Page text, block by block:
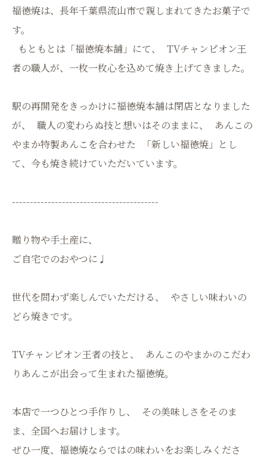
福徳焼は、長年千葉県流山市で親しまれてきたお菓子で
す。
もともとは「福徳焼本舗」にて、 TVチャンピオン王
者の職人が、一枚一枚心を込めて焼き上げてきました。
駅の再開発をきっかけに福徳焼本舗は閉店となりました
が、 職人の変わらぬ技と想いはそのままに、 あんこの
やまか特製あんこを合わせた 「新しい福徳焼」とし
て、今も焼き続けていただいています。
-----------------------------------------
贈り物や手土産に、
ご自宅でのおやつに♩
世代を問わず楽しんでいただける、 やさしい味わいの
どら焼きです。
TVチャンピオン王者の技と、 あんこのやまかのこだわ
りあんこが出会って生まれた福徳焼。
本店で一つひとつ手作りし、 その美味しさをそのま
ま、全国へお届けします。
ぜひ一度、福徳焼ならではの味わいをお楽しみくださ